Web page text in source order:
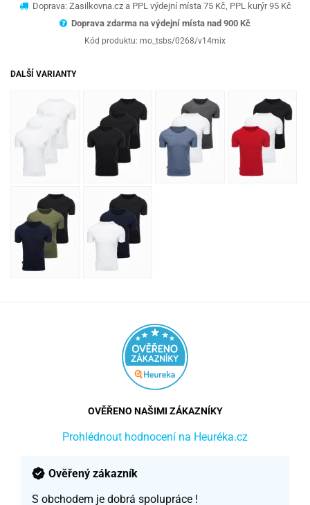
Doprava: Zasilkovna.cz a PPL výdejní místa 75 Kč, PPL kurýr 95 Kč
Doprava zdarma na výdejní místa nad 900 Kč
Kód produktu: mo_tsbs/0268/v14mix
DALŠÍ VARIANTY
OVĚŘENO NAŠIMI ZÁKAZNÍKY
Prohlédnout hodnocení na Heuréka.cz
Ověřený zákazník
S obchodem je dobrá spolupráce !